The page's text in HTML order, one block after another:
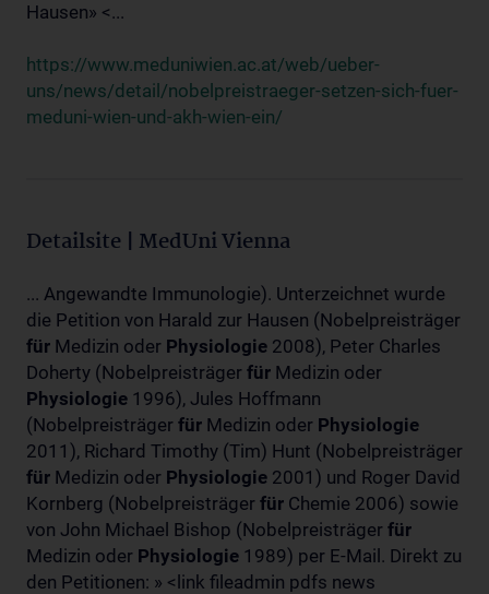
Hausen» <...
https://www.meduniwien.ac.at/web/ueber-
uns/news/detail/nobelpreistraeger-setzen-sich-fuer-
meduni-wien-und-akh-wien-ein/
Detailsite | MedUni Vienna
... Angewandte Immunologie). Unterzeichnet wurde
die Petition von Harald zur Hausen (Nobelpreisträger
für Medizin oder Physiologie 2008), Peter Charles
Doherty (Nobelpreisträger für Medizin oder
Physiologie 1996), Jules Hoffmann
(Nobelpreisträger für Medizin oder Physiologie
2011), Richard Timothy (Tim) Hunt (Nobelpreisträger
für Medizin oder Physiologie 2001) und Roger David
Kornberg (Nobelpreisträger für Chemie 2006) sowie
von John Michael Bishop (Nobelpreisträger für
Medizin oder Physiologie 1989) per E-Mail. Direkt zu
den Petitionen: » <link fileadmin pdfs news